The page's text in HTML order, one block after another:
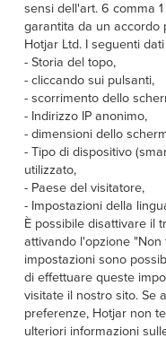
sensi dell'art. 6 comma
garantita da un accordo
Hotjar Ltd. I seguenti
- Storia del topo,
- cliccando sui pulsanti,
- scorrimento dello
- Indirizzo IP anonimo,
- dimensioni dello
- Tipo di dispositivo
utilizzato,
- Paese del visitatore,
- Impostazioni della
È possibile disattivare il
attivando l'opzione
impostazioni sono
di effettuare queste
visitate il nostro sito. Se
preferenze, Hotjar non
ulteriori informazioni